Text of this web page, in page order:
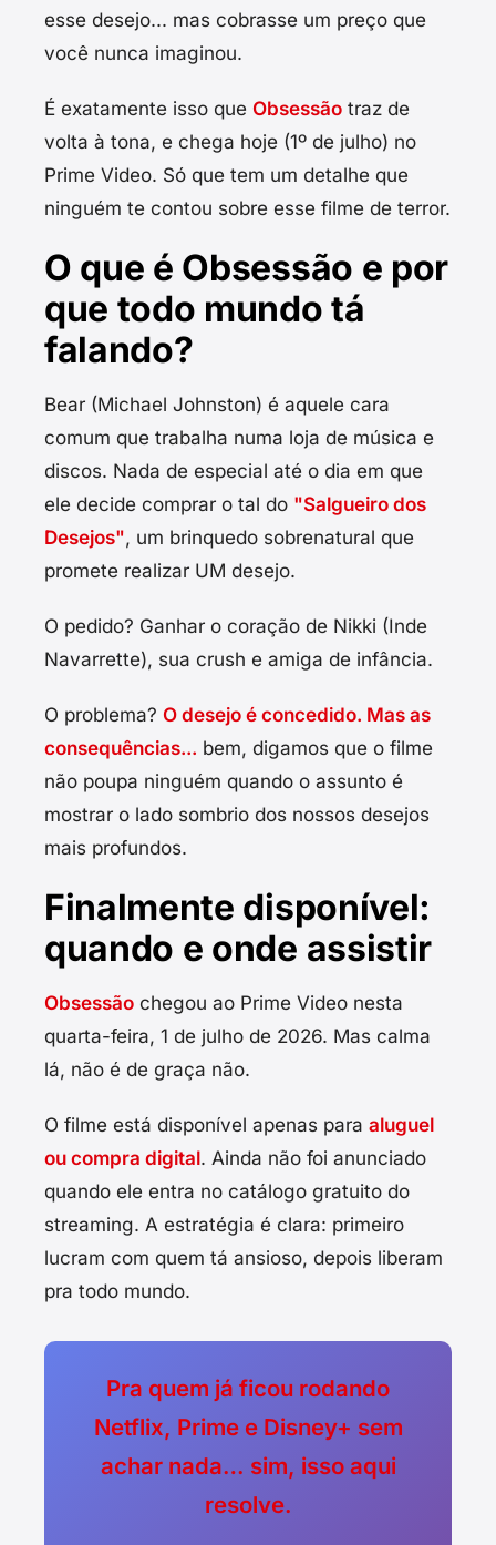
esse desejo... mas cobrasse um preço que
você nunca imaginou.
É exatamente isso que Obsessão traz de
volta à tona, e chega hoje (1º de julho) no
Prime Video. Só que tem um detalhe que
ninguém te contou sobre esse filme de terror.
O que é Obsessão e por
que todo mundo tá
falando?
Bear (Michael Johnston) é aquele cara
comum que trabalha numa loja de música e
discos. Nada de especial até o dia em que
ele decide comprar o tal do "Salgueiro dos
Desejos", um brinquedo sobrenatural que
promete realizar UM desejo.
O pedido? Ganhar o coração de Nikki (Inde
Navarrette), sua crush e amiga de infância.
O problema? O desejo é concedido. Mas as
consequências... bem, digamos que o filme
não poupa ninguém quando o assunto é
mostrar o lado sombrio dos nossos desejos
mais profundos.
Finalmente disponível:
quando e onde assistir
Obsessão chegou ao Prime Video nesta
quarta-feira, 1 de julho de 2026. Mas calma
lá, não é de graça não.
O filme está disponível apenas para aluguel
ou compra digital. Ainda não foi anunciado
quando ele entra no catálogo gratuito do
streaming. A estratégia é clara: primeiro
lucram com quem tá ansioso, depois liberam
pra todo mundo.
Pra quem já ficou rodando
Netflix, Prime e Disney+ sem
achar nada… sim, isso aqui
resolve.